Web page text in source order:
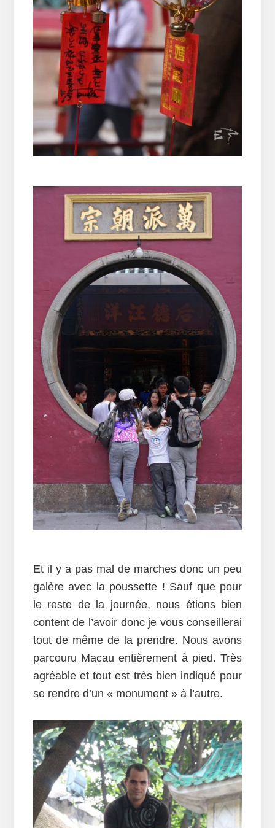
Et il y a pas mal de marches donc un peu
galère avec la poussette ! Sauf que pour
le reste de la journée, nous étions bien
content de l’avoir donc je vous conseillerai
tout de même de la prendre. Nous avons
parcouru Macau entièrement à pied. Très
agréable et tout est très bien indiqué pour
se rendre d’un « monument » à l’autre.